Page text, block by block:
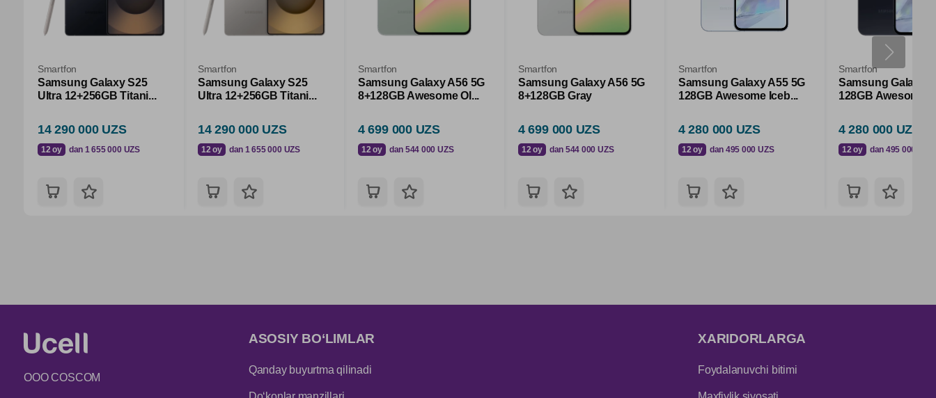
Smartfon
Samsung Galaxy S25
Ultra 12+256GB Titani...
14 290 000 UZS
12 oy dan 1 655 000 UZS
Smartfon
Samsung Galaxy S25
Ultra 12+256GB Titani...
14 290 000 UZS
12 oy dan 1 655 000 UZS
Smartfon
Samsung Galaxy A56 5G
8+128GB Awesome Ol...
4 699 000 UZS
12 oy dan 544 000 UZS
Smartfon
Samsung Galaxy A56 5G
8+128GB Gray
4 699 000 UZS
12 oy dan 544 000 UZS
Smartfon
Samsung Galaxy A55 5G
128GB Awesome Iceb...
4 280 000 UZS
12 oy dan 495 000 UZS
Smartfon
Samsung Galaxy
128GB Awesome
4 280 000 UZS
12 oy dan 495 000 UZS
ООО COSCOM
ASOSIY BO‘LIMLAR
Qanday buyurtma qilinadi
XARIDORLARGA
Foydalanuvchi bitimi